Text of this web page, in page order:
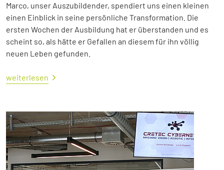
Marco, unser Auszubildender, spendiert uns einen kleinen
einen Einblick in seine persönliche Transformation. Die
ersten Wochen der Ausbildung hat er überstanden und es
scheint so, als hätte er Gefallen an diesem für ihn völlig
neuen Leben gefunden.
weiterlesen